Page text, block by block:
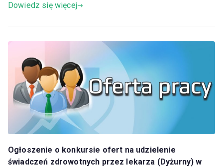
Dowiedz się więcej
Ogłoszenie o konkursie ofert na udzielenie
świadczeń zdrowotnych przez lekarza (Dyżurny) w